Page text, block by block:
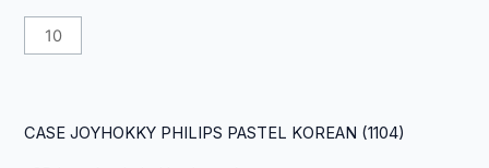
Kuantitas
CASE
PASTEL
CASE JOYHOKKY PHILIPS PASTEL KOREAN (1104)